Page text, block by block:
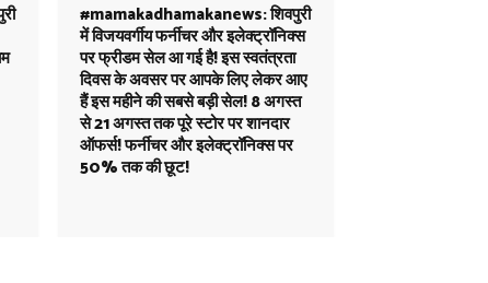
#mamakadhamakanews: शिवपुरी
में विजयवर्गीय फर्नीचर और इलेक्ट्रॉनिक्स
पर फ्रीडम सेल आ गई है! इस स्वतंत्रता
दिवस के अवसर पर आपके लिए लेकर आए
हैं इस महीने की सबसे बड़ी सेल! 8 अगस्त
से 21 अगस्त तक पूरे स्टोर पर शानदार
ऑफर्स! फर्नीचर और इलेक्ट्रॉनिक्स पर
50% तक की छूट!